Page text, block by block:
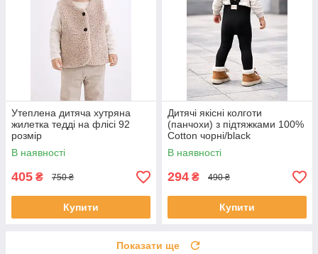
Утеплена дитяча хутряна
жилетка тедді на флісі 92
розмір
В наявності
405 ₴ 750 ₴
Купити
Дитячі якісні колготи
(панчохи) з підтяжками 100%
Cotton чорні/black
В наявності
294 ₴ 490 ₴
Купити
Показати ще